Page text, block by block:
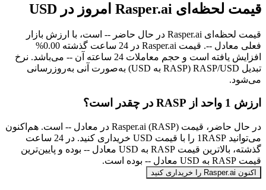
قیمت لحظه‌ای Rasper.ai امروز در USD
قیمت لحظه‌ای Rasper.ai در حال حاضر -- است، با ارزش بازار
فعلی معادل --. قیمت Rasper.ai در 24 ساعت گذشته 0.00%
افزایش یافته است و حجم معاملات 24 ساعته آن -- می‌باشد. نرخ
تبدیل RASP/USD (RASP به USD) به‌صورت آنی به‌روزرسانی
می‌شود.
ارزش 1 واحد از RASP در چقدر است؟
در حال حاضر، قیمت Rasper.ai (RASP) در معادل -- است. هم‌اکنون
می‌توانید 1RASP را با قیمت USD خریداری کنید. در 24 ساعت
گذشته، بالاترین قیمت RASP به USD معادل -- بوده و پایین‌ترین
قیمت RASP به USD معادل -- بوده است.
اکنون Rasper.ai را خریداری کنید